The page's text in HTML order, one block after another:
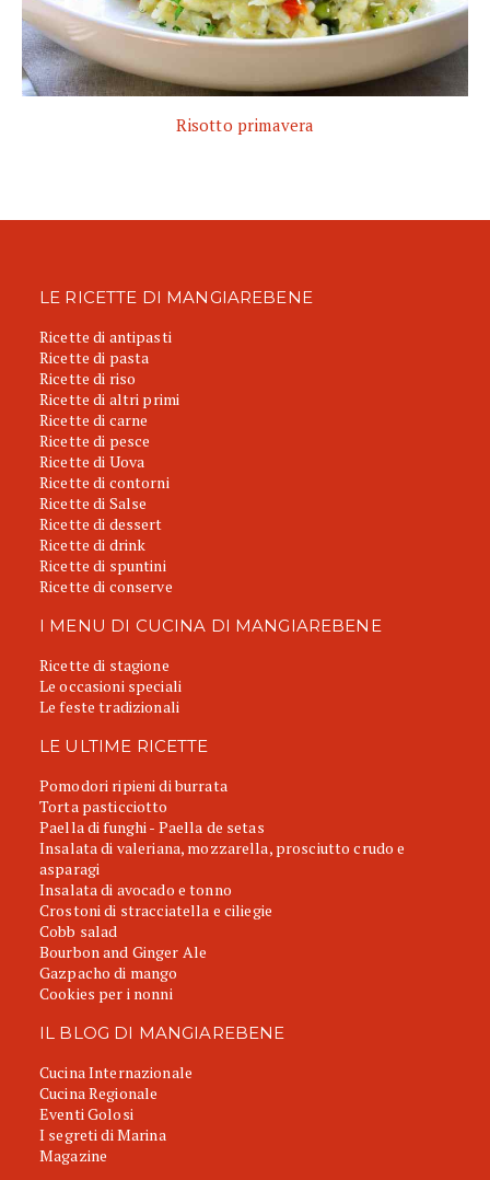
Risotto primavera
LE RICETTE DI MANGIAREBENE
Ricette di antipasti
Ricette di pasta
Ricette di riso
Ricette di altri primi
Ricette di carne
Ricette di pesce
Ricette di Uova
Ricette di contorni
Ricette di Salse
Ricette di dessert
Ricette di drink
Ricette di spuntini
Ricette di conserve
I MENU DI CUCINA DI MANGIAREBENE
Ricette di stagione
Le occasioni speciali
Le feste tradizionali
LE ULTIME RICETTE
Pomodori ripieni di burrata
Torta pasticciotto
Paella di funghi - Paella de setas
Insalata di valeriana, mozzarella, prosciutto crudo e
asparagi
Insalata di avocado e tonno
Crostoni di stracciatella e ciliegie
Cobb salad
Bourbon and Ginger Ale
Gazpacho di mango
Cookies per i nonni
IL BLOG DI MANGIAREBENE
Cucina Internazionale
Cucina Regionale
Eventi Golosi
I segreti di Marina
Magazine